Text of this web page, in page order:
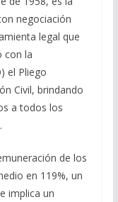
negociación
legal que
con la
el Pliego
Civil, brindando
a todos los
de los
en 119%, un
implica un